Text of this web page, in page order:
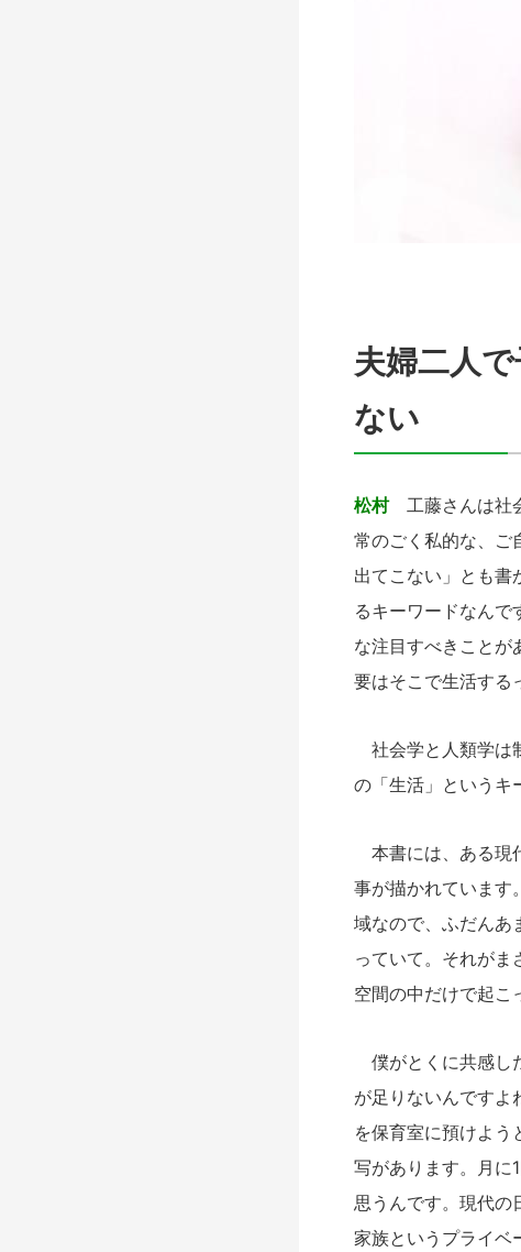
夫婦二人
ない
松村工藤さんは社
常のごく私的な、ご
出てこない」とも書
るキーワードなん
な注目すべきことが
要はそこで生活する
社会学と人類学は
の「生活」というキ
本書には、ある現
事が描かれています
域なので、ふだんあ
っていて。それが
空間の中だけで起こ
僕がとくに共感し
が足りないんですよ
を保育室に預けよう
写があります。月に
思うんです。現代の
家族というプライベ